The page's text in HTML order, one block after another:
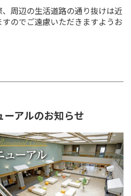
周辺の生活道路の通り抜けは近
のでご遠慮いただきますようお
アルのお知らせ